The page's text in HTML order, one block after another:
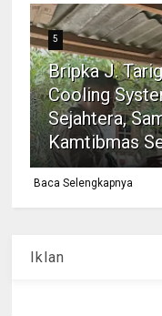
5
Bripka J.
Cooling
Sejahtera,
Kamtibmas
Baca Selengkapnya
Iklan